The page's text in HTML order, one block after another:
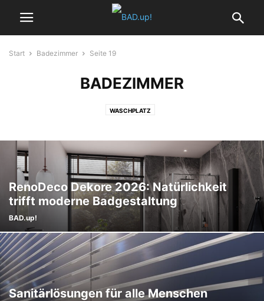
Start Badezimmer Seite 19
BADEZIMMER
WASCHPLATZ
RenoDeco Dekore 2026: Natürlichkeit
trifft moderne Badgestaltung
BAD.up!
Sanitärlösungen für alle Menschen